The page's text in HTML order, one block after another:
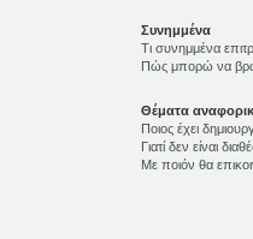
Συνημμένα
Τι συνημμένα
Πώς μπορώ να
Θέματα
Ποιος έχει
Γιατί δεν είναι
Με ποιόν θα